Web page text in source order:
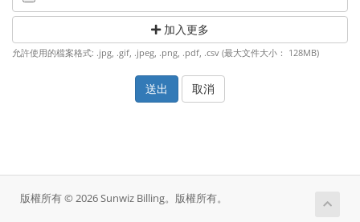
加入更多
允許使用的檔案格式: .jpg, .gif, .jpeg, .png, .pdf, .csv (最大文件大小： 128MB)
取消
版權所有 © 2026 Sunwiz Billing。版權所有。